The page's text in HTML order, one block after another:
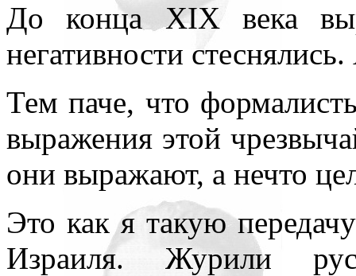
До конца XIX века
негативности
Тем паче, что
выражения этой
они выражают, а нечто
Это как я такую
Израиля. Журили